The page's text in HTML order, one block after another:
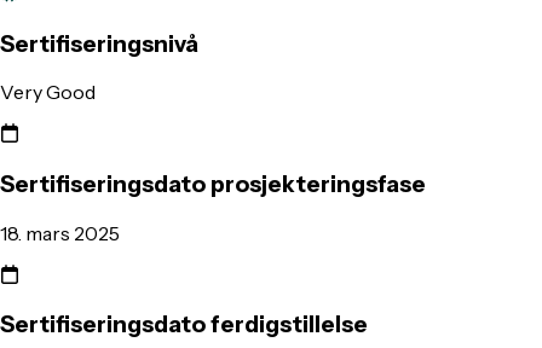
Sertifiseringsnivå
Very Good
Sertifiseringsdato prosjekteringsfase
18. mars 2025
Sertifiseringsdato ferdigstillelse